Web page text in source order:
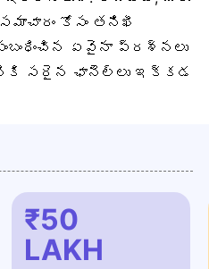
కోసం తనిఖీ
ఏవైనా ప్రశ్నలు
సరైన ఛానెల్‌లు ఇక్కడ
₹50
LAKH